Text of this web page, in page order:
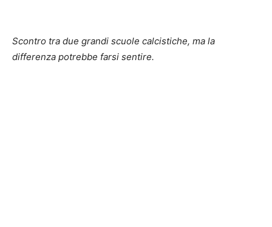
Scontro tra due grandi scuole calcistiche, ma la
differenza potrebbe farsi sentire.